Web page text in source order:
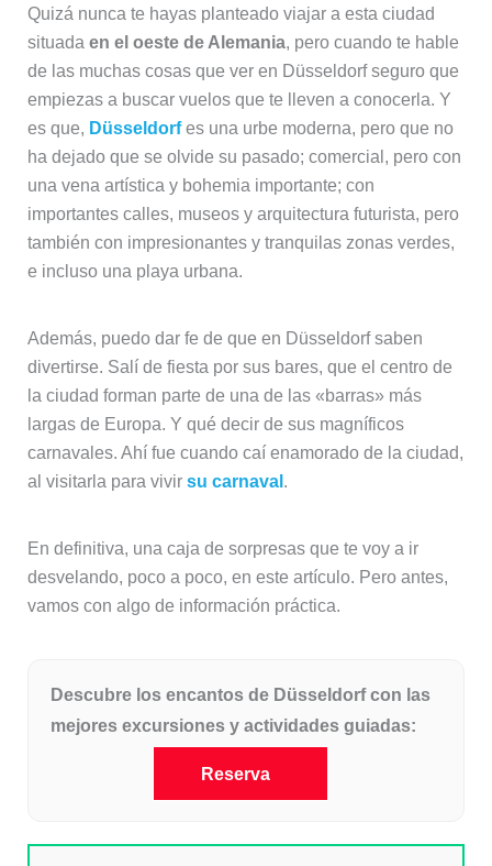
Quizá nunca te hayas planteado viajar a esta ciudad
situada en el oeste de Alemania, pero cuando te hable
de las muchas cosas que ver en Düsseldorf seguro que
empiezas a buscar vuelos que te lleven a conocerla. Y
es que, Düsseldorfes una urbe moderna, pero que no
ha dejado que se olvide su pasado; comercial, pero con
una vena artística y bohemia importante; con
importantes calles, museos y arquitectura futurista, pero
también con impresionantes y tranquilas zonas verdes,
e incluso una playa urbana.
Además, puedo dar fe de que en Düsseldorf saben
divertirse. Salí de fiesta por sus bares, que el centro de
la ciudad forman parte de una de las «barras» más
largas de Europa. Y qué decir de sus magníficos
carnavales. Ahí fue cuando caí enamorado de la ciudad,
al visitarla para vivir su carnaval .
En definitiva, una caja de sorpresas que te voy a ir
desvelando, poco a poco, en este artículo. Pero antes,
vamos con algo de información práctica.
Descubre los encantos de Düsseldorf con las
mejores excursiones y actividades guiadas:
Reserva